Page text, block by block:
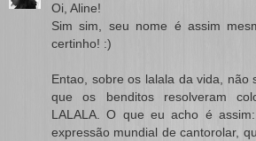
Oi, Aline!
Sim sim, seu nome é assim
certinho! :)
Entao, sobre os lalala da vida, não
que os benditos resolveram
LALALA. O que eu acho é
expressão mundial de cantorolar,